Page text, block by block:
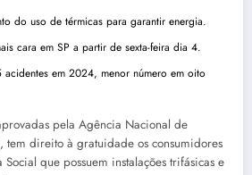
do uso de térmicas para garantir energia.
cara em SP a partir de sexta-feira dia 4.
acidentes em 2024, menor número em oito
pela Agência Nacional de
tem direito à gratuidade os consumidores
que possuem instalações trifásicas e